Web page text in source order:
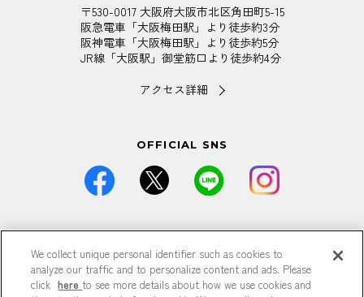
〒530-0017 大阪府大阪市北区角田町5-15
阪急電車「大阪梅田駅」より徒歩約3分
阪神電車「大阪梅田駅」より徒歩約5分
JR線「大阪駅」御堂筋口より徒歩約4分
アクセス詳細
OFFICIAL SNS
掲載している情報は予告なく仕様・デザイン・価格等が変更と
なる場合がございます。
掲載している情報は各記事が公開された時点のもので、現在と
We collect unique personal identifier such as cookies to
analyze our traffic and to personalize content and ads. Please
click hereto see more details about how we use cookies and